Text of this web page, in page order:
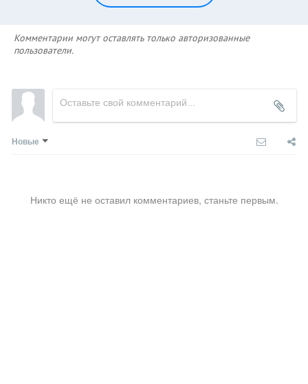
Комментарии могут оставлять только авторизованные
пользователи.
Новые
Никто ещё не оставил комментариев, станьте первым.